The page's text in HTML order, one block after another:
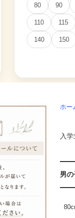
80 90
110 115
140 150
ホー
入
男の